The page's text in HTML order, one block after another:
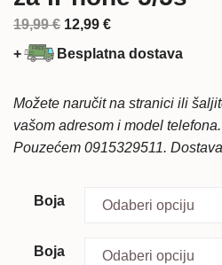
19,99€ Izvorna
cijena
19,99 €.
12,99 €Trenutna
cijena
+ Besplatna dostava
Možete naručit na stranici ili
vašom adresom i model
Pouzećem 0915329511.
Boja
Boja